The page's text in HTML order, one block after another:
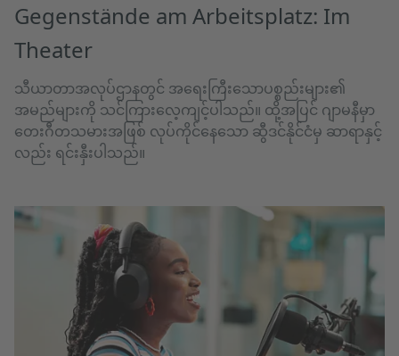
Gegenstände am Arbeitsplatz: Im
Theater
သီယာတာအလုပ်ဌာနတွင် အရေးကြီးသောပစ္စည်းများ၏
အမည်များကို သင်ကြားလေ့ကျင့်ပါသည်။ ထို့အပြင် ဂျာမနီမှာ
တေးဂီတသမားအဖြစ် လုပ်ကိုင်နေသော ဆွီဒင်နိုင်ငံမှ ဆာရာနှင့်
လည်း ရင်းနှီးပါသည်။